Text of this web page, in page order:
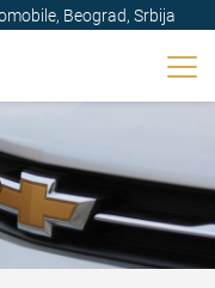
Beograd, Srbija